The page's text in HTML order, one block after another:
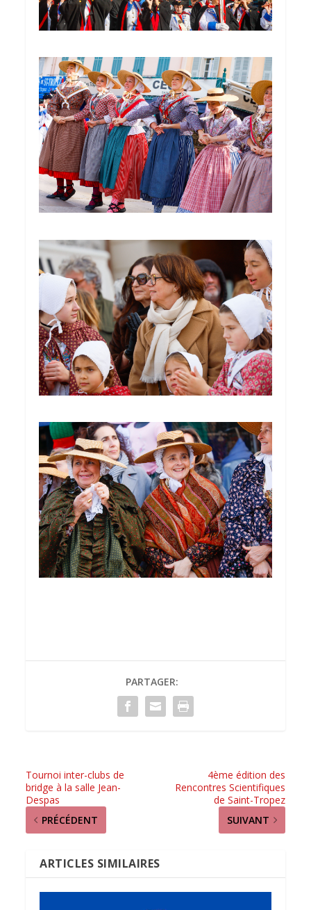
PARTAGER:
Tournoi inter-clubs de
bridge à la salle Jean-
Despas
PRÉCÉDENT
4ème édition des
Rencontres Scientifiques
de Saint-Tropez
SUIVANT
ARTICLES SIMILAIRES